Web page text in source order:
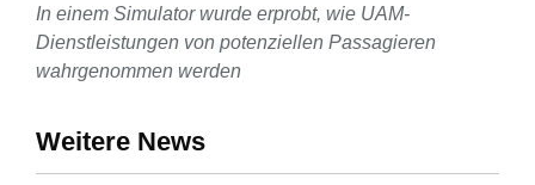
In einem Simulator wurde erprobt, wie UAM-
Dienstleistungen von potenziellen Passagieren
wahrgenommen werden
Weitere News